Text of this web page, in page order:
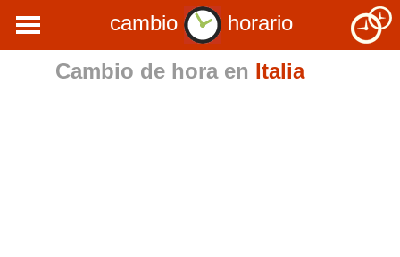
cambio
horario
Cambio de hora en Italia